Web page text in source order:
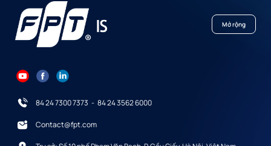
Mở rộng
84 24 7300 7373 - 84 24 3562 6000
Contact@fpt.com